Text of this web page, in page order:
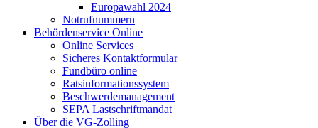
Europawahl 2024
Notrufnummern
Behördenservice Online
Online Services
Sicheres Kontaktformular
Fundbüro online
Ratsinformationssystem
Beschwerdemanagement
SEPA Lastschriftmandat
Über die VG-Zolling